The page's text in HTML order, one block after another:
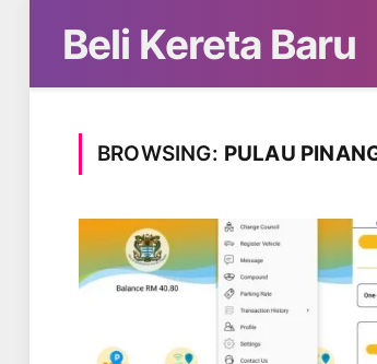
Beli Kereta Baru
BROWSING: PULAU